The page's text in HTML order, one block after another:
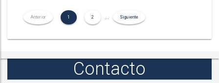
Anterior
1
(current)
2
(current)
... Siguiente
Contacto